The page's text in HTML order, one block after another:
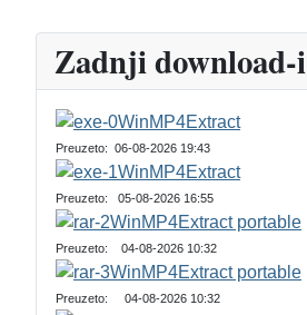
Zadnji download-i
WinMP4Extract
Preuzeto: 06-08-2026 19:43
WinMP4Extract
Preuzeto: 05-08-2026 16:55
WinMP4Extract portable
Preuzeto: 04-08-2026 10:32
WinMP4Extract portable
Preuzeto: 04-08-2026 10:32